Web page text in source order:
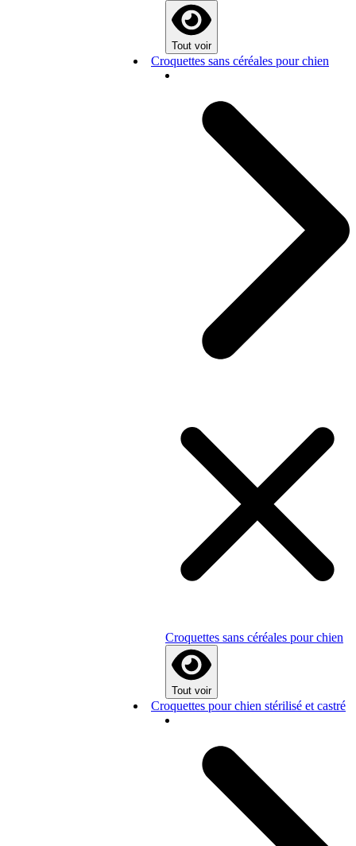
Tout voir
Croquettes sans céréales pour chien
Croquettes sans céréales pour chien
Tout voir
Croquettes pour chien stérilisé et castré